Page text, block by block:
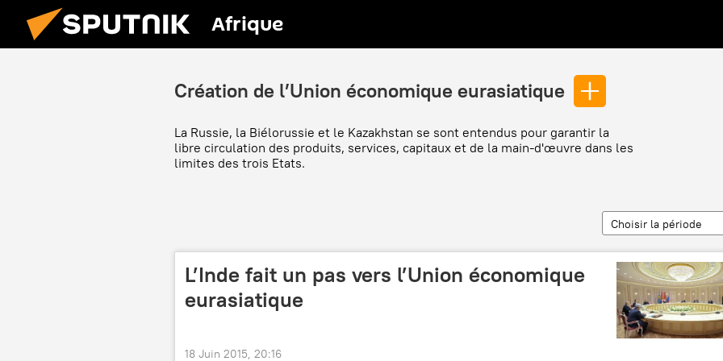
Afrique
Création de l’Union économique eurasiatique
La Russie, la Biélorussie et le Kazakhstan se sont entendus pour garantir la
libre circulation des produits, services, capitaux et de la main-d'œuvre dans les
limites des trois Etats.
Choisir la période
L’Inde fait un pas vers l’Union économique
eurasiatique
18 Juin 2015, 20:16